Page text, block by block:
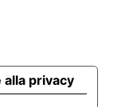
privacy